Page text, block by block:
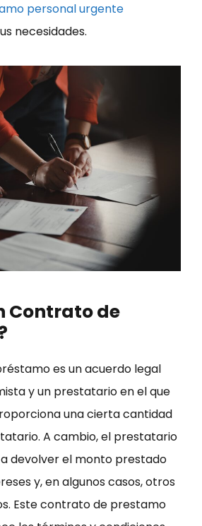
personal urgente
necesidades.
Contrato de
es un acuerdo legal
y un prestatario en el que
una cierta cantidad
A cambio, el prestatario
devolver el monto prestado
y, en algunos casos, otros
Este contrato de prestamo